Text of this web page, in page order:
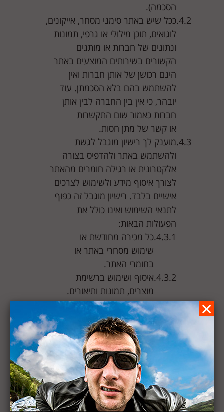
הסכמה).
ככל שיש באתר סימני מסחר, אייקונים,
לוגואים, תוכן מילולי או גרפי, תמונות
ונתונים של חברות או מותגים
הקשורים בשירותים המוצעים באתר
הינם רכושן של אותן חברות ואין
להשתמש בהם בלא הסכמתן. עוד
יובהר, כי אין בין החברה לבין אותן
חברות כאמור שום התקשרות
או קשר של מתן חסות.
מוענק לך רישיון מוגבל לגשת
ולהשתמש באתר ולהדפיס בצורה
אלקטרונית או רגילה חומרים מהאתר
לצורך איסוף מידע ולשימוש לצרכים
אישיים בלבד. רישיון מוגבל זה כפוף
לתנאי השימוש ואינו כולל את
הפעולות הבאות:
כל מכירה מחודשת או
שימוש מסחרי באתר או
בחומרי האתר.
איסוף ושימוש ברשימת
מוצרים, תמונות ותיאורים.
פרסום פומבי של חומרי
האתר.
תיקונים באתר ובחומרי
האתר, כולו או חלקו.
שימוש בכריית מידע,
רובוטים או דרכים אחרות
לאיסוף מידע.
הורדות של חלקי האתר או